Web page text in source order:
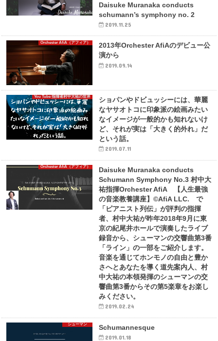
Daisuke Muranaka conducts
schumann’s symphony no. 2
2019.11.25
Orchester AfiA（アフィア）
2013年Orchester AfiAのデビュー公
演から
2019.09.14
You Tube 指揮者村中大祐の世界
ショパンやドビュッシーには、華麗
なヤサオトコに印象派の絵画みたい
なイメージが一般的かも知れないけ
ど、それが実は「大きく的外れ」だ
という話。
2019.07.11
Orchester AfiA（アフィア）
Daisuke Muranaka conducts
Schumann Symphony No.3 村中大
祐指揮Orchester AfiA 【人生最強
の音楽教養講座】©AfiA LLC. で
「ピアニスト列伝」が評判の指揮
者、村中大祐が昨年2018年9月に東
京の紀尾井ホールで演奏したライブ
録音から、シューマンの交響曲第3番
「ライン」の一部をご紹介します。
音楽を通じてホンモノの自由と豊か
さへとあなたを導く道先案内人、村
中大祐の本領発揮のシューマンの交
響曲第3番からその第5楽章をお楽し
みください。
2019.02.24
シューマン Schumannesque
2019.01.18